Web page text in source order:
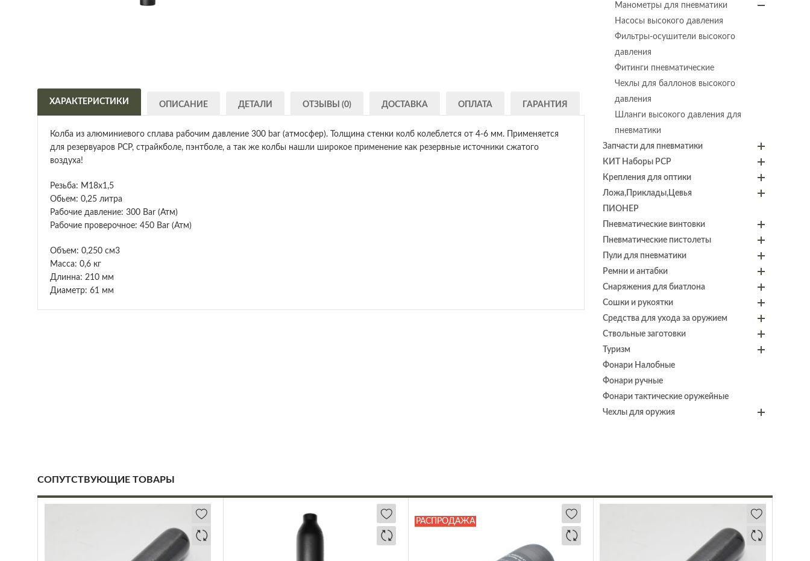
ХАРАКТЕРИСТИКИ ОПИСАНИЕ ДЕТАЛИ ОТЗЫВЫ (0) ДОСТАВКА ОПЛАТА ГАРАНТИЯ
Колба из алюминиевого сплава рабочим давление 300 bar (атмосфер). Толщина стенки колб колеблется от 4-6 мм. Применяется
для резервуаров PCP, страйкболе, пэнтболе, а так же колбы нашли широкое применение как резервные источники сжатого
воздуха!
Резьба: М18х1,5
Обьем: 0,25 литра
Рабочие давление: 300 Bar (Атм)
Рабочие проверочное: 450 Bar (Атм)
Объем: 0,250 см3
Масса: 0,6 кг
Длинна: 210 мм
Диаметр: 61 мм
Манометры для пневматики
Насосы высокого давления
Фильтры-осушители высокого
давления
Фитинги пневматические
Чехлы для баллонов высокого
давления
Шланги высокого давления для
пневматики
Запчасти для пневматики
КИТ Наборы PCP
Крепления для оптики
Ложа,Приклады,Цевья
ПИОНЕР
Пневматические винтовки
Пневматические пистолеты
Пули для пневматики
Ремни и антабки
Снаряжения для биатлона
Сошки и рукоятки
Средства для ухода за оружием
Ствольные заготовки
Туризм
Фонари Налобные
Фонари ручные
Фонари тактические оружейные
Чехлы для оружия
СОПУТСТВУЮЩИЕ ТОВАРЫ
РАСПРОДАЖА